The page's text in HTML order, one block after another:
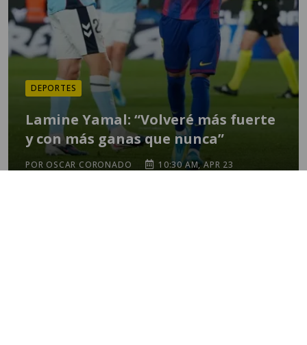
DEPORTES
Lamine Yamal: “Volveré más fuerte
y con más ganas que nunca”
POR OSCAR CORONADO 10:30 AM, APR 23